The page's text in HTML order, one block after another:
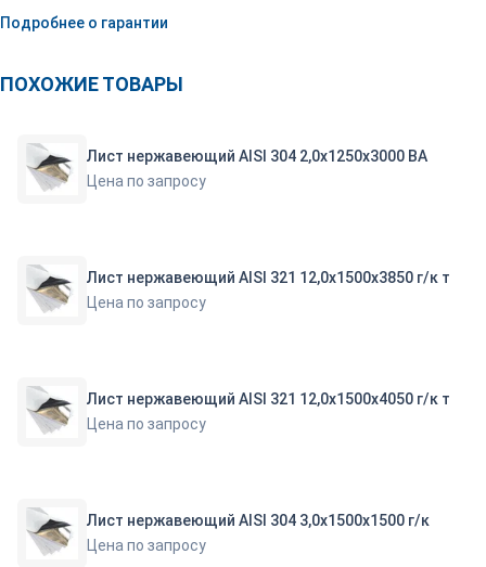
Подробнее о гарантии
ПОХОЖИЕ ТОВАРЫ
Лист нержавеющий AISI 304 2,0х1250х3000 ВА
Цена по запросу
Лист нержавеющий AISI 321 12,0х1500х3850 г/к т
Цена по запросу
Лист нержавеющий AISI 321 12,0х1500х4050 г/к т
Цена по запросу
Лист нержавеющий AISI 304 3,0х1500х1500 г/к
Цена по запросу